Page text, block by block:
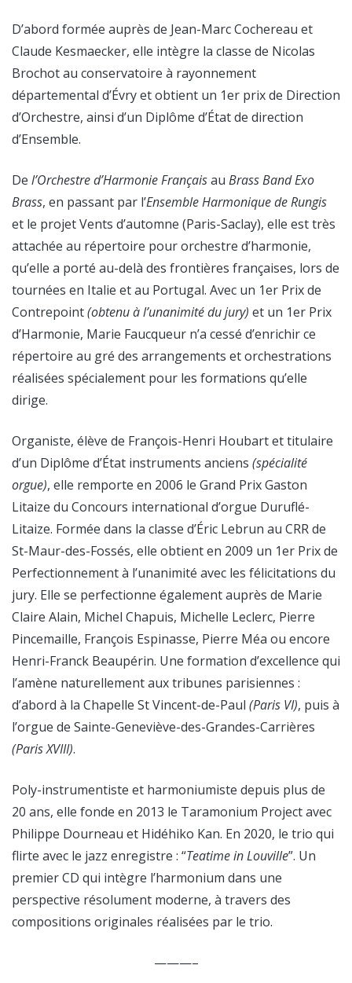
D’abord formée auprès de Jean-Marc Cochereau et
Claude Kesmaecker, elle intègre la classe de Nicolas
Brochot au conservatoire à rayonnement
départemental d’Évry et obtient un 1er prix de Direction
d’Orchestre, ainsi d’un Diplôme d’État de direction
d’Ensemble.
De l’Orchestre d’Harmonie Françaisau Brass Band Exo
Brass, en passant par l’Ensemble Harmonique de Rungis
et le projet Vents d’automne (Paris-Saclay), elle est très
attachée au répertoire pour orchestre d’harmonie,
qu’elle a porté au-delà des frontières françaises, lors de
tournées en Italie et au Portugal. Avec un 1er Prix de
Contrepoint(obtenu à l’unanimité du jury) et un 1er Prix
d’Harmonie, Marie Faucqueur n’a cessé d’enrichir ce
répertoire au gré des arrangements et orchestrations
réalisées spécialement pour les formations qu’elle
dirige.
Organiste, élève de François-Henri Houbart et titulaire
d’un Diplôme d’État instruments anciens (spécialité
orgue), elle remporte en 2006 le Grand Prix Gaston
Litaize du Concours international d’orgue Duruflé-
Litaize. Formée dans la classe d’Éric Lebrun au CRR de
St-Maur-des-Fossés, elle obtient en 2009 un 1er Prix de
Perfectionnement à l’unanimité avec les félicitations du
jury. Elle se perfectionne également auprès de Marie
Claire Alain, Michel Chapuis, Michelle Leclerc, Pierre
Pincemaille, François Espinasse, Pierre Méa ou encore
Henri-Franck Beaupérin. Une formation d’excellence qui
l’amène naturellement aux tribunes parisiennes :
d’abord à la Chapelle St Vincent-de-Paul (Paris VI), puis à
l’orgue de Sainte-Geneviève-des-Grandes-Carrières
(Paris XVIII).
Poly-instrumentiste et harmoniumiste depuis plus de
20 ans, elle fonde en 2013 le Taramonium Project avec
Philippe Dourneau et Hidéhiko Kan. En 2020, le trio qui
flirte avec le jazz enregistre : “Teatime in Louville”. Un
premier CD qui intègre l’harmonium dans une
perspective résolument moderne, à travers des
compositions originales réalisées par le trio.
———–